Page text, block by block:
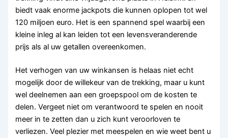
biedt vaak enorme jackpots die kunnen oplopen tot wel
120 miljoen euro. Het is een spannend spel waarbij een
kleine inleg al kan leiden tot een levensveranderende
prijs als al uw getallen overeenkomen.
Het verhogen van uw winkansen is helaas niet echt
mogelijk door de willekeur van de trekking, maar u kunt
wel deelnemen aan een groepspool om de kosten te
delen. Vergeet niet om verantwoord te spelen en nooit
meer in te zetten dan u zich kunt veroorloven te
verliezen. Veel plezier met meespelen en wie weet bent u